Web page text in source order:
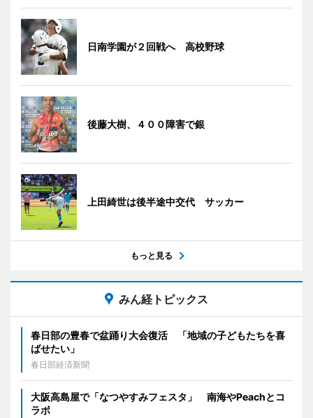
日南学園が２回戦へ 高校野球
後藤大樹、４００障害で銀
上田綺世は後半途中交代 サッカー
もっと見る
みん経トピックス
春日部の豊春で盆踊り大会復活 「地域の子どもたちを喜
ばせたい」
春日部経済新聞
大阪高島屋で「なつやすみフェスタ」 南海やPeachとコ
ラボ